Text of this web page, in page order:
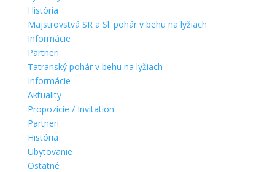
História
Majstrovstvá SR a Sl. pohár v behu na lyžiach
Informácie
Partneri
Tatranský pohár v behu na lyžiach
Informácie
Aktuality
Propozície / Invitation
Partneri
História
Ubytovanie
Ostatné